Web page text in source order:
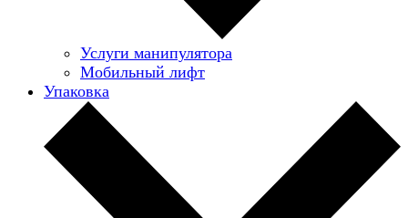
Услуги манипулятора
Мобильный лифт
Упаковка